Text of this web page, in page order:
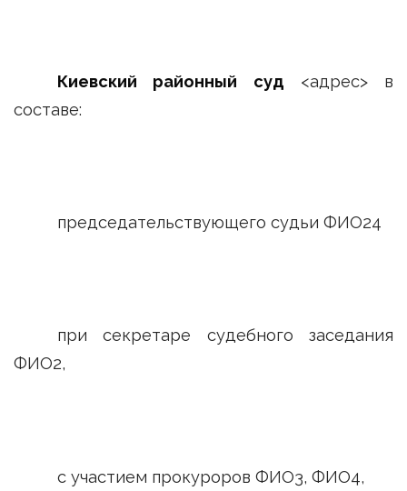
Киевский районный суд <адрес> в
составе:
председательствующего судьи ФИО24
при секретаре судебного заседания
ФИО2,
с участием прокуроров ФИО3, ФИО4,